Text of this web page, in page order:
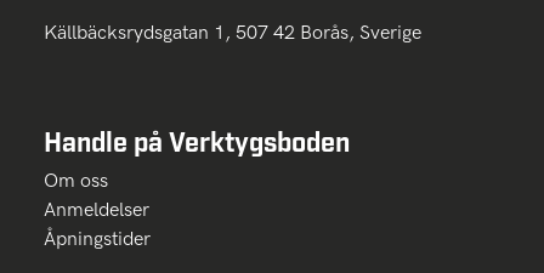
Källbäcksrydsgatan 1, 507 42 Borås, Sverige
Handle på Verktygsboden
Om oss
Anmeldelser
Åpningstider